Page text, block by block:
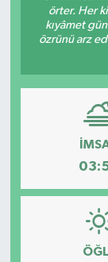
örter. Her
kıyâmet
özrünü arz